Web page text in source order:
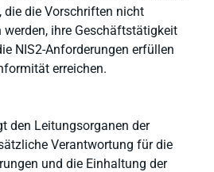
die die Vorschriften nicht
ihre Geschäftstätigkeit
NIS2-Anforderungen erfüllen
erreichen.
den Leitungsorganen der
Verantwortung für die
und die Einhaltung der